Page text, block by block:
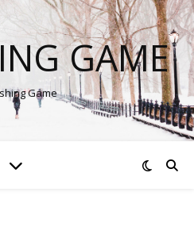
GAME
Game